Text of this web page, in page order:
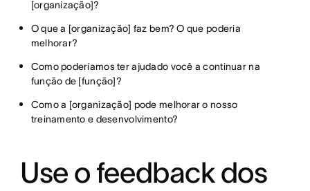
[organização]?
O que a [organização] faz bem? O que poderia
melhorar?
Como poderíamos ter ajudado você a continuar na
função de [função]?
Como a [organização] pode melhorar o nosso
treinamento e desenvolvimento?
Use o feedback dos